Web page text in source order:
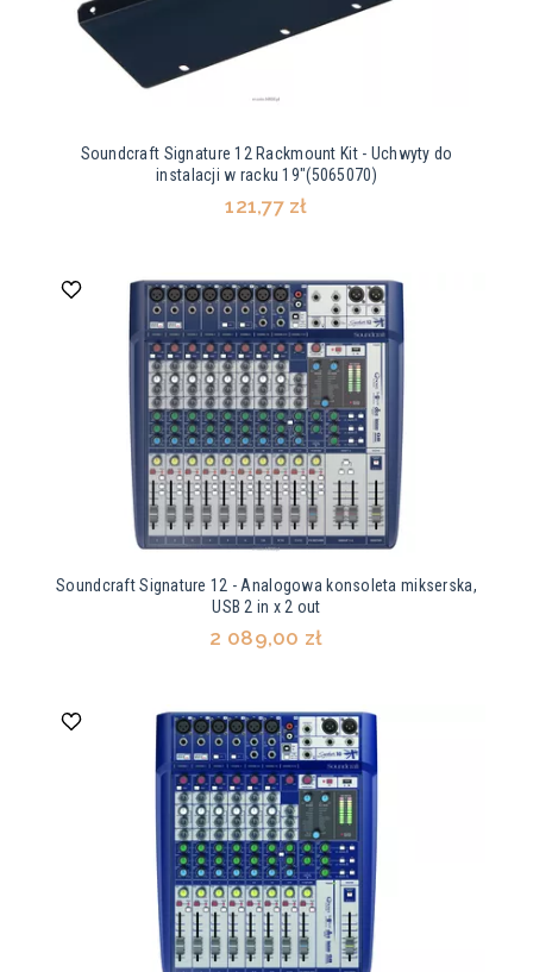
Soundcraft Signature 12 Rackmount Kit - Uchwyty do
instalacji w racku 19"(5065070)
121,77 zł
Soundcraft Signature 12 - Analogowa konsoleta mikserska,
USB 2 in x 2 out
2 089,00 zł